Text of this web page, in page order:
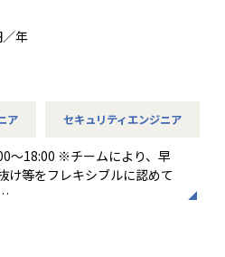
ティ統制・監視体制を全社横
ズにあります。
らGoogle Cloud への移行を
対応やセキュリティガバナン
る中核メンバーを求めていま
」「ヒトをつくる」「本気を
者意識を持って課題を完遂で
年
ア セキュリティエンジニア
ームにより、早
け等をフレキシブルに認めて